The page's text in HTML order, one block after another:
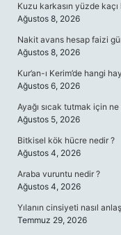
Kuzu karkasın yüzde
Ağustos 8, 2026
Nakit avans hesap faizi
Ağustos 8, 2026
Kur’an-ı Kerim’de hangi
Ağustos 6, 2026
Ayağı sıcak tutmak için ne
Ağustos 5, 2026
Bitkisel kök hücre nedir ?
Ağustos 4, 2026
Araba vuruntu nedir ?
Ağustos 4, 2026
Yılanın cinsiyeti nasıl
Temmuz 29, 2026